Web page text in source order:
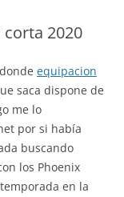
2020
equipacion
saca dispone de
me lo
por si había
buscando
los Phoenix
en la